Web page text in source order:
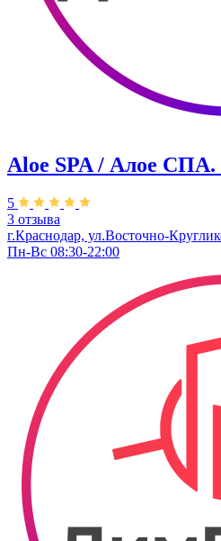
Aloe SPA / Алое
5
3 отзыва
г.Краснодар, ул.Восточно-
Пн-Вс 08:30-22:00